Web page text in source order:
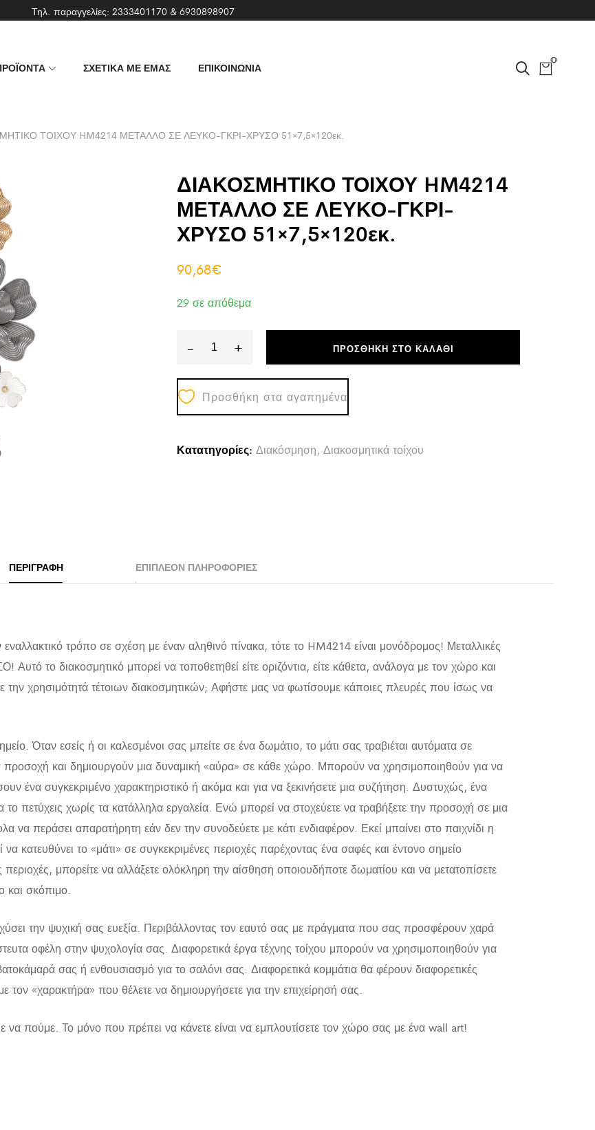
Τηλ. παραγγελίες: 2333401170& 6930898907
ΣΧΕΤΙΚΑ ΜΕ ΕΜΑΣ ΕΠΙΚΟΙΝΩΝΙΑ
0
ΤΟΙΧΟΥ HM4214 ΜΕΤΑΛΛΟ ΣΕ ΛΕΥΚΟ-ΓΚΡΙ-ΧΡΥΣΟ 51×7,5×120εκ.
ΔΙΑΚΟΣΜΗΤΙΚΟ ΤΟΙΧΟΥ HM4214
ΜΕΤΑΛΛΟ ΣΕ ΛΕΥΚΟ-ΓΚΡΙ-
ΧΡΥΣΟ 51×7,5×120εκ.
90,68€
29 σε απόθεμα
-
ΔΙΑΚΟΣΜΗΤΙΚΟ
ΤΟΙΧΟΥ
HM4214
ΜΕΤΑΛΛΟ
ΛΕΥΚΟ-
+ ΠΡΟΣΘΉΚΗ ΣΤΟ ΚΑΛΆΘΙ
Προσθήκη στα αγαπημένα
Κατατηγορίες: Διακόσμηση, Διακοσμητικά τοίχου
ΠΕΡΙΓΡΑΦΉ ΕΠΙΠΛΈΟΝ ΠΛΗΡΟΦΟΡΊΕΣ
τρόπο σε σχέση με έναν αληθινό πίνακα, τότε το HM4214 είναι μονόδρομος! Μεταλλικές
το διακοσμητικό μπορεί να τοποθετηθεί είτε οριζόντια, είτε κάθετα, ανάλογα με τον χώρο και
χρησιμότητά τέτοιων διακοσμητικών; Αφήστε μας να φωτίσουμε κάποιες πλευρές που ίσως να
Όταν εσείς ή οι καλεσμένοι σας μπείτε σε ένα δωμάτιο, το μάτι σας τραβιέται αυτόματα σε
προσοχή και δημιουργούν μια δυναμική «αύρα» σε κάθε χώρο. Μπορούν να χρησιμοποιηθούν για να
ένα συγκεκριμένο χαρακτηριστικό ή ακόμα και για να ξεκινήσετε μια συζήτηση. Δυστυχώς, ένα
το πετύχεις χωρίς τα κατάλληλα εργαλεία. Ενώ μπορεί να στοχεύετε να τραβήξετε την προσοχή σε μια
να περάσει απαρατήρητη εάν δεν την συνοδεύετε με κάτι ενδιαφέρον. Εκεί μπαίνει στο παιχνίδι η
κατευθύνει το «μάτι» σε συγκεκριμένες περιοχές παρέχοντας ένα σαφές και έντονο σημείο
μπορείτε να αλλάξετε ολόκληρη την αίσθηση οποιουδήποτε δωματίου και να μετατοπίσετε
και σκόπιμο.
την ψυχική σας ευεξία. Περιβάλλοντας τον εαυτό σας με πράγματα που σας προσφέρουν χαρά
οφέλη στην ψυχολογία σας. Διαφορετικά έργα τέχνης τοίχου μπορούν να χρησιμοποιηθούν για
σας ή ενθουσιασμό για το σαλόνι σας. Διαφορετικά κομμάτια θα φέρουν διαφορετικές
τον «χαρακτήρα» που θέλετε να δημιουργήσετε για την επιχείρησή σας.
πούμε. Το μόνο που πρέπει να κάνετε είναι να εμπλουτίσετε τον χώρο σας με ένα wall art!